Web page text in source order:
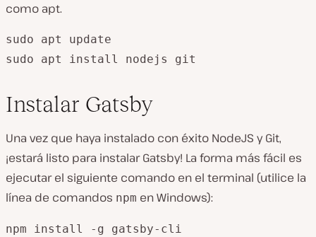
como apt.
sudo apt update
sudo apt install nodejs git
Instalar Gatsby
Una vez que haya instalado con éxito NodeJS y Git,
¡estará listo para instalar Gatsby! La forma más fácil es
ejecutar el siguiente comando en el terminal (utilice la
línea de comandos npm en Windows):
npm install -g gatsby-cli